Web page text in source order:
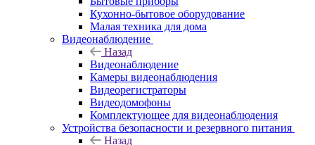
Кухонно-бытовое оборудование
Малая техника для дома
Видеонаблюдение
Назад
Видеонаблюдение
Камеры видеонаблюдения
Видеорегистраторы
Видеодомофоны
Комплектующее для видеонаблюдения
Устройства безопасности и резервного питания
Назад